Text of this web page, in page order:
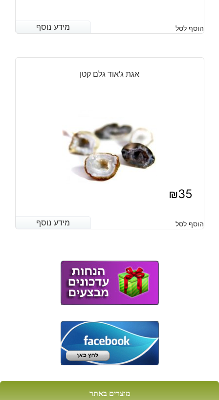
מידע נוסף הוסף לסל מידע נוסף
אגת ג'אוד גלם קטן
₪35
מידע נוסף הוסף לסל מידע נוסף
מוצרים באתר